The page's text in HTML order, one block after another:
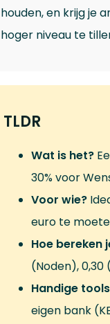
houden, en krijg je
hoger niveau te
TLDR
Wat is het?
30% voor
Voor wie?
euro te
Hoe bereken
(Noden), 0,30
Handige
eigen bank